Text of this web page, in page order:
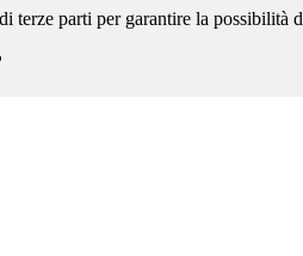
terze parti per garantire la